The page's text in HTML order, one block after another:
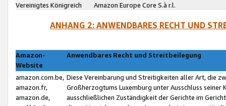
Vereinigtes Königreich
Amazon Europe Core S.à r.l.
ANHANG 2: ANWENDBARES RECHT UND
Amazon-
Website
Anwendbares Recht und Streitbeilegung
amazon.com.be,
amazon.fr,
amazon.de,
Diese Vereinbarung und Streitigkeiten aller Art, die
Großherzogtums Luxemburg unter Ausschluss
ausschließlichen Zuständigkeit der Gerichte im